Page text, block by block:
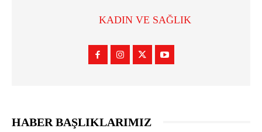
KADIN VE SAĞLIK
HABER BAŞLIKLARIMIZ